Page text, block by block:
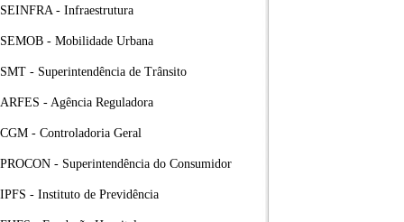
SEINFRA - Infraestrutura
SEMOB - Mobilidade Urbana
SMT - Superintendência de Trânsito
ARFES - Agência Reguladora
CGM - Controladoria Geral
PROCON - Superintendência do Consumidor
IPFS - Instituto de Previdência